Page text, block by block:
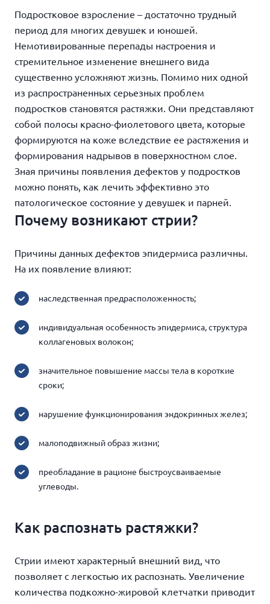
Подростковое взросление – достаточно трудный
период для многих девушек и юношей.
Немотивированные перепады настроения и
стремительное изменение внешнего вида
существенно усложняют жизнь. Помимо них одной
из распространенных серьезных проблем
подростков становятся растяжки. Они представляют
собой полосы красно-фиолетового цвета, которые
формируются на коже вследствие ее растяжения и
формирования надрывов в поверхностном слое.
Зная причины появления дефектов у подростков
можно понять, как лечить эффективно это
патологическое состояние у девушек и парней.
Почему возникают стрии?
Причины данных дефектов эпидермиса различны.
На их появление влияют:
наследственная предрасположенность;
индивидуальная особенность эпидермиса, структура
коллагеновых волокон;
значительное повышение массы тела в короткие
сроки;
нарушение функционирования эндокринных желез;
малоподвижный образ жизни;
преобладание в рационе быстроусваиваемые
углеводы.
Как распознать растяжки?
Стрии имеют характерный внешний вид, что
позволяет с легкостью их распознать. Увеличение
количества подкожно-жировой клетчатки приводит